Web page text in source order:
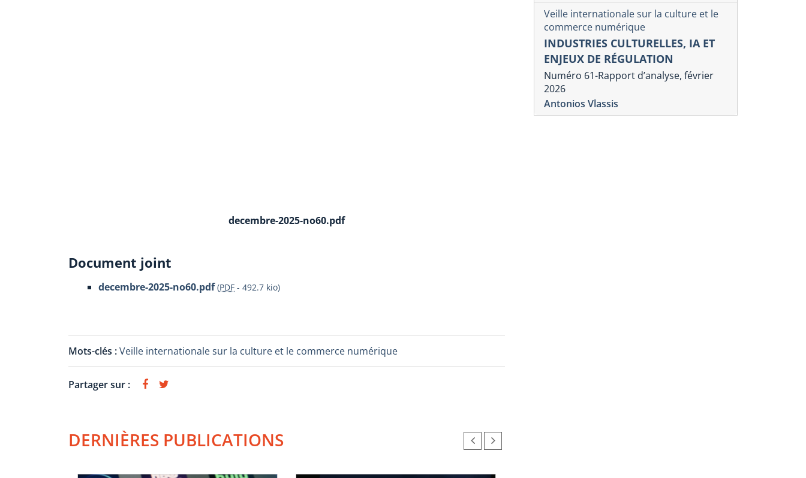
decembre-2025-no60.pdf
Document joint
decembre-2025-no60.pdf (PDF - 492.7 kio)
Mots-clés :Veille internationale sur la culture et le commerce numérique
Partager sur :
DERNIÈRES PUBLICATIONS
Veille internationale sur la culture et le
commerce numérique
INDUSTRIES CULTURELLES, IA ET
ENJEUX DE RÉGULATION
Numéro 61-Rapport d’analyse, février
2026
Antonios Vlassis